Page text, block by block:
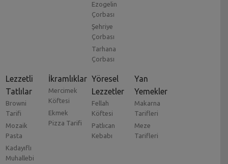
Ezogelin
Çorbası
Şehriye
Çorbası
Tarhana
Çorbası
Lezzetli
Tatlılar
Browni
Tarifi
Mozaik
Pasta
Kadayıflı
Muhallebi
İkramlıklar
Mercimek
Köftesi
Ekmek
Pizza Tarifi
Yöresel
Lezzetler
Fellah
Köftesi
Patlıcan
Kebabı
Yan
Yemekler
Makarna
Tarifleri
Meze
Tarifleri